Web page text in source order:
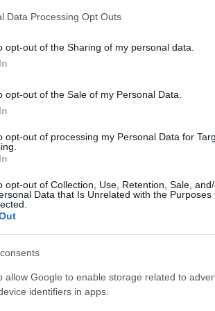
Data Processing Opt Outs
opt-out of the Sharing of my personal data.
opt-out of the Sale of my Personal Data.
opt-out of processing my Personal Data for
opt-out of Collection, Use, Retention, Sale,
Data that Is Unrelated with the Purposes
allow Google to enable storage related to
identifiers in apps.
(költői és valós) kérdéseket, amelyeket
elég érdekesek ahhoz, hogy közzétegyem.
területen – egy 350-400 lakásból és
álló beruházáshoz." Kérdésem, hol van ilyen
Tetszik 0